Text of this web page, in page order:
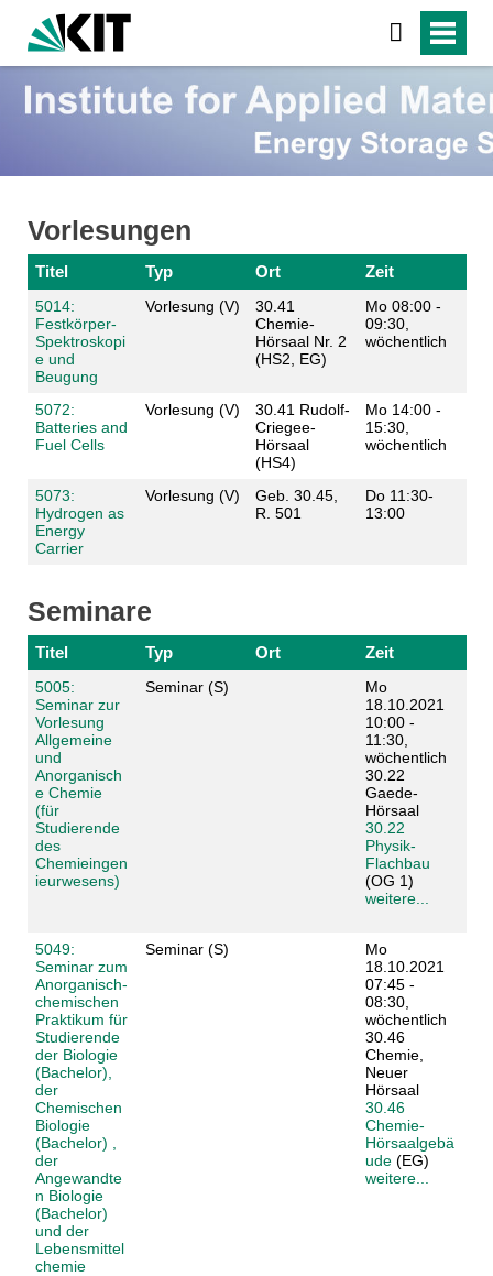
Vorlesungen
Titel Typ Ort Zeit
5014:
Festkörper-
Spektroskopi
e und
Beugung
Vorlesung (V)
30.41
Chemie-
Hörsaal Nr. 2
(HS2, EG)
Mo 08:00 -
09:30,
wöchentlich
5072:
Batteries and
Fuel Cells
Vorlesung (V)
30.41 Rudolf-
Criegee-
Hörsaal
(HS4)
Mo 14:00 -
15:30,
wöchentlich
5073:
Hydrogen as
Energy
Carrier
Vorlesung (V)
Geb. 30.45,
R. 501
Do 11:30-
13:00
Seminare
Titel Typ Ort Zeit
5005:
Seminar zur
Vorlesung
Allgemeine
und
Anorganisch
e Chemie
(für
Studierende
des
Chemieingen
ieurwesens)
Seminar (S)
Mo
18.10.2021
10:00 -
11:30,
wöchentlich
30.22
Gaede-
Hörsaal
30.22
Physik-
Flachbau
(OG 1)
weitere...
5049:
Seminar zum
Anorganisch-
chemischen
Praktikum für
Studierende
der Biologie
(Bachelor),
der
Chemischen
Biologie
(Bachelor) ,
der
Angewandte
n Biologie
(Bachelor)
und der
Lebensmittel
chemie
Seminar (S)
Mo
18.10.2021
07:45 -
08:30,
wöchentlich
30.46
Chemie,
Neuer
Hörsaal
30.46
Chemie-
Hörsaalgebä
ude(EG)
weitere...